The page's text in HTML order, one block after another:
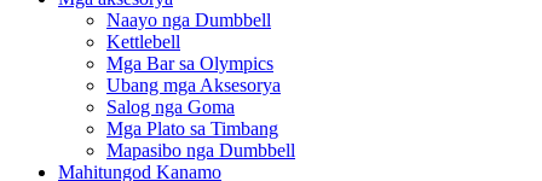
Naayo nga Dumbbell
Kettlebell
Mga Bar sa Olympics
Ubang mga Aksesorya
Salog nga Goma
Mga Plato sa Timbang
Mapasibo nga Dumbbell
Mahitungod Kanamo